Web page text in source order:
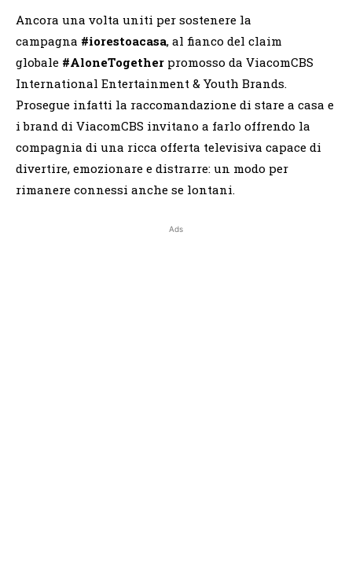
Ancora una volta uniti per sostenere la
campagna #iorestoacasa, al fianco del claim
globale #AloneTogether promosso da ViacomCBS
International Entertainment & Youth Brands.
Prosegue infatti la raccomandazione di stare a casa e
i brand di ViacomCBS invitano a farlo offrendo la
compagnia di una ricca offerta televisiva capace di
divertire, emozionare e distrarre: un modo per
rimanere connessi anche se lontani.
Ads